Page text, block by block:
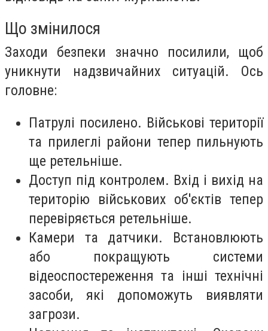
Що змінилося
Заходи безпеки значно посилили, щоб
уникнути надзвичайних ситуацій. Ось
головне:
Патрулі посилено. Військові території
та прилеглі райони тепер пильнують
ще ретельніше.
Доступ під контролем. Вхід і вихід на
територію військових об'єктів тепер
перевіряється ретельніше.
Камери та датчики. Встановлюють
або покращують системи
відеоспостереження та інші технічні
засоби, які допоможуть виявляти
загрози.